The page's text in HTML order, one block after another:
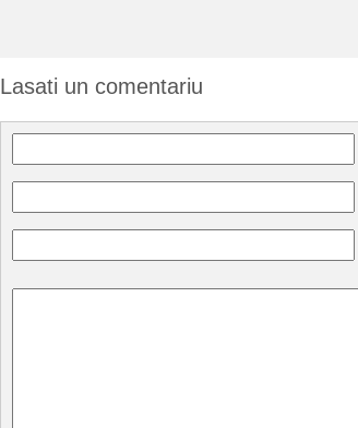
Lasati un comentariu